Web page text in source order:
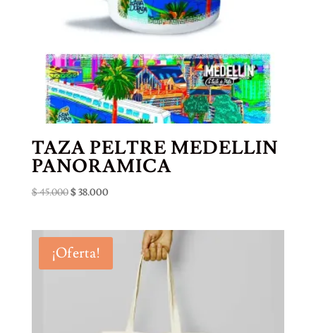
TAZA PELTRE MEDELLIN
PANORAMICA
$45.000El
era:
$ 45.000.
$38.000El
es:
$ 38.000.
¡Oferta!